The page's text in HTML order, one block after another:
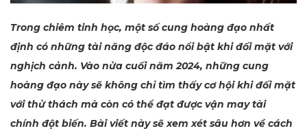
Trong chiêm tinh học, một số cung hoàng đạo nhất
định có những tài năng độc đáo nổi bật khi đối mặt với
nghịch cảnh. Vào nửa cuối năm 2024, những cung
hoàng đạo này sẽ không chỉ tìm thấy cơ hội khi đối mặt
với thử thách mà còn có thể đạt được vận may tài
chính đột biến. Bài viết này sẽ xem xét sâu hơn về cách